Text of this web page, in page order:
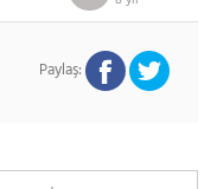
Paylaş: